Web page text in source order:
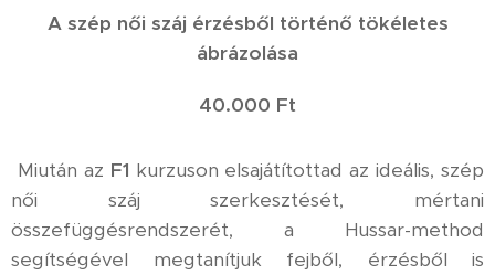
A szép női száj érzésből történő tökéletes
ábrázolása
40.000 Ft
Miután az F1 kurzuson elsajátítottad az ideális, szép
női száj szerkesztését, mértani
összefüggésrendszerét, a Hussar-method
segítségével megtanítjuk fejből, érzésből is